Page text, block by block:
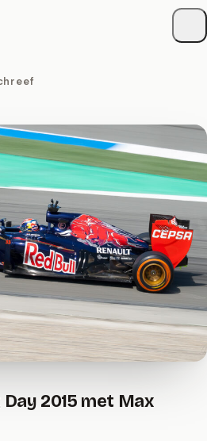
2015 met Max